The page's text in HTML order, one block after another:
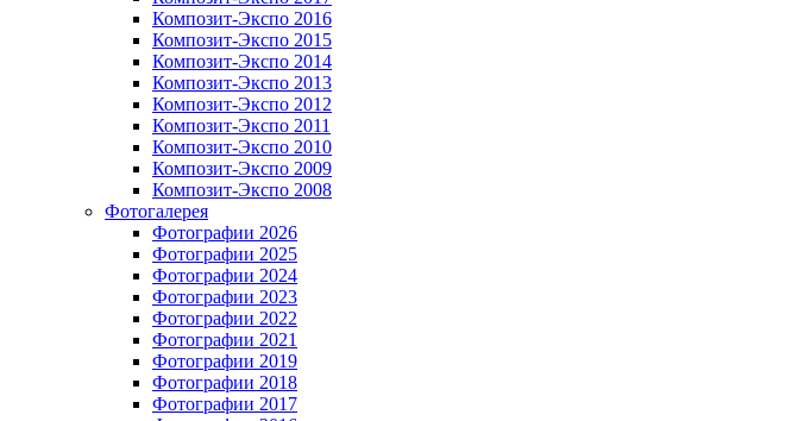
Композит-Экспо 2016
Композит-Экспо 2015
Композит-Экспо 2014
Композит-Экспо 2013
Композит-Экспо 2012
Композит-Экспо 2011
Композит-Экспо 2010
Композит-Экспо 2009
Композит-Экспо 2008
Фотогалерея
Фотографии 2026
Фотографии 2025
Фотографии 2024
Фотографии 2023
Фотографии 2022
Фотографии 2021
Фотографии 2019
Фотографии 2018
Фотографии 2017